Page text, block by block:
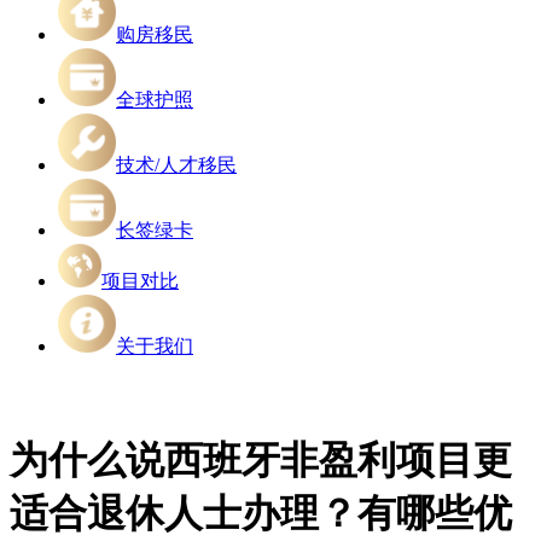
购房移民
全球护照
技术/人才移民
长签绿卡
项目对比
关于我们
为什么说西班牙非盈利项目更
适合退休人士办理？有哪些优